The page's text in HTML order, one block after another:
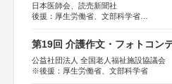
日本医師会、読売新聞社
後援：厚生労働省、文部科学省
第19回 介護作文・フォトコン
公益社団法人 全国老人福祉施設協議会
※後援：厚生労働省、文部科学省